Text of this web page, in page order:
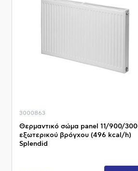
3000863
Θερμαντικό σώμα panel 11/900/300
εξωτερικού βρόγχου (496 kcal/h)
Splendid